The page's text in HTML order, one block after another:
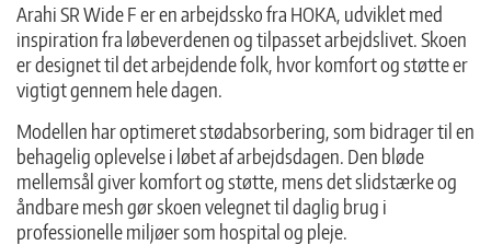
Arahi SR Wide F er en arbejdssko fra HOKA, udviklet med
inspiration fra løbeverdenen og tilpasset arbejdslivet. Skoen
er designet til det arbejdende folk, hvor komfort og støtte er
vigtigt gennem hele dagen.
Modellen har optimeret stødabsorbering, som bidrager til en
behagelig oplevelse i løbet af arbejdsdagen. Den bløde
mellemsål giver komfort og støtte, mens det slidstærke og
åndbare mesh gør skoen velegnet til daglig brug i
professionelle miljøer som hospital og pleje.